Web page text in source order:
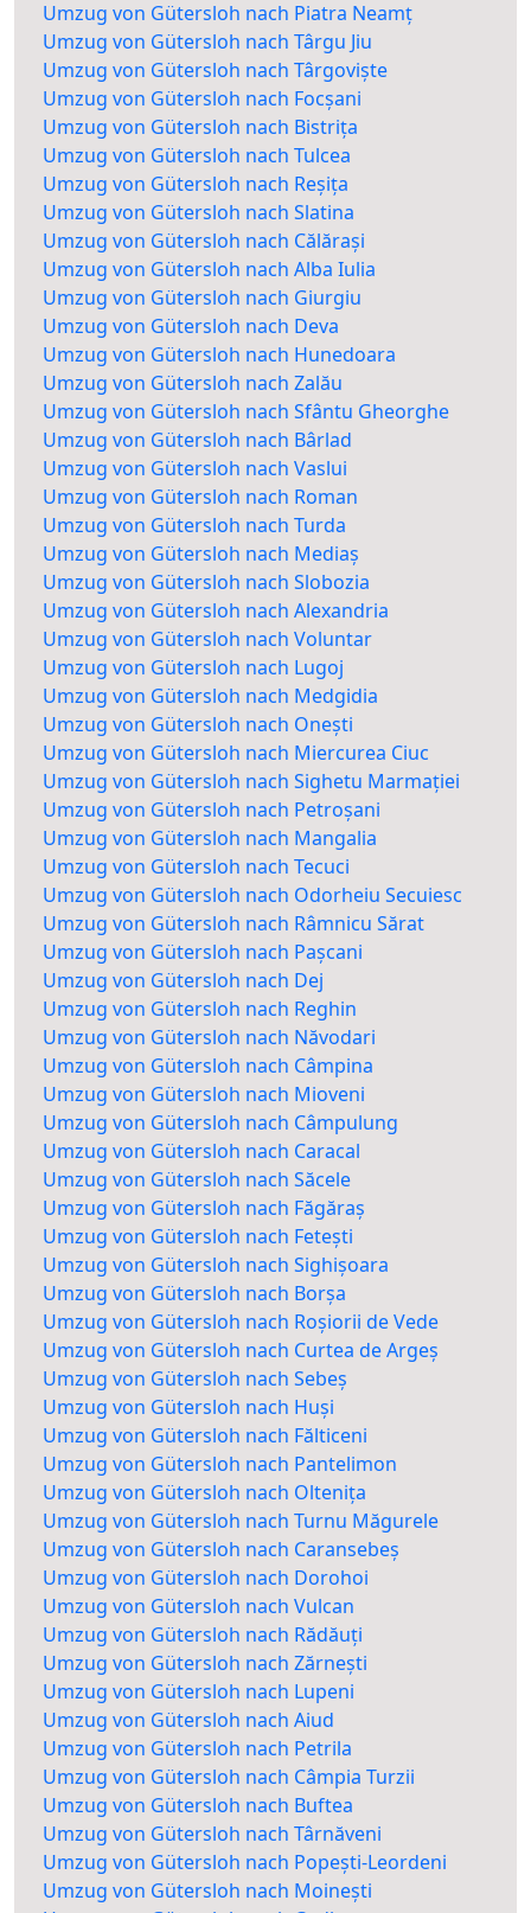
Umzug von Gütersloh nach Piatra Neamț
Umzug von Gütersloh nach Târgu Jiu
Umzug von Gütersloh nach Târgoviște
Umzug von Gütersloh nach Focșani
Umzug von Gütersloh nach Bistrița
Umzug von Gütersloh nach Tulcea
Umzug von Gütersloh nach Reșița
Umzug von Gütersloh nach Slatina
Umzug von Gütersloh nach Călărași
Umzug von Gütersloh nach Alba Iulia
Umzug von Gütersloh nach Giurgiu
Umzug von Gütersloh nach Deva
Umzug von Gütersloh nach Hunedoara
Umzug von Gütersloh nach Zalău
Umzug von Gütersloh nach Sfântu Gheorghe
Umzug von Gütersloh nach Bârlad
Umzug von Gütersloh nach Vaslui
Umzug von Gütersloh nach Roman
Umzug von Gütersloh nach Turda
Umzug von Gütersloh nach Mediaș
Umzug von Gütersloh nach Slobozia
Umzug von Gütersloh nach Alexandria
Umzug von Gütersloh nach Voluntar
Umzug von Gütersloh nach Lugoj
Umzug von Gütersloh nach Medgidia
Umzug von Gütersloh nach Onești
Umzug von Gütersloh nach Miercurea Ciuc
Umzug von Gütersloh nach Sighetu Marmației
Umzug von Gütersloh nach Petroșani
Umzug von Gütersloh nach Mangalia
Umzug von Gütersloh nach Tecuci
Umzug von Gütersloh nach Odorheiu Secuiesc
Umzug von Gütersloh nach Râmnicu Sărat
Umzug von Gütersloh nach Pașcani
Umzug von Gütersloh nach Dej
Umzug von Gütersloh nach Reghin
Umzug von Gütersloh nach Năvodari
Umzug von Gütersloh nach Câmpina
Umzug von Gütersloh nach Mioveni
Umzug von Gütersloh nach Câmpulung
Umzug von Gütersloh nach Caracal
Umzug von Gütersloh nach Săcele
Umzug von Gütersloh nach Făgăraș
Umzug von Gütersloh nach Fetești
Umzug von Gütersloh nach Sighișoara
Umzug von Gütersloh nach Borșa
Umzug von Gütersloh nach Roșiorii de Vede
Umzug von Gütersloh nach Curtea de Argeș
Umzug von Gütersloh nach Sebeș
Umzug von Gütersloh nach Huși
Umzug von Gütersloh nach Fălticeni
Umzug von Gütersloh nach Pantelimon
Umzug von Gütersloh nach Oltenița
Umzug von Gütersloh nach Turnu Măgurele
Umzug von Gütersloh nach Caransebeș
Umzug von Gütersloh nach Dorohoi
Umzug von Gütersloh nach Vulcan
Umzug von Gütersloh nach Rădăuți
Umzug von Gütersloh nach Zărnești
Umzug von Gütersloh nach Lupeni
Umzug von Gütersloh nach Aiud
Umzug von Gütersloh nach Petrila
Umzug von Gütersloh nach Câmpia Turzii
Umzug von Gütersloh nach Buftea
Umzug von Gütersloh nach Târnăveni
Umzug von Gütersloh nach Popești-Leordeni
Umzug von Gütersloh nach Moinești